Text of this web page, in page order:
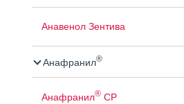
Анавенол Зентива
Анафранил®
Анафранил®СР